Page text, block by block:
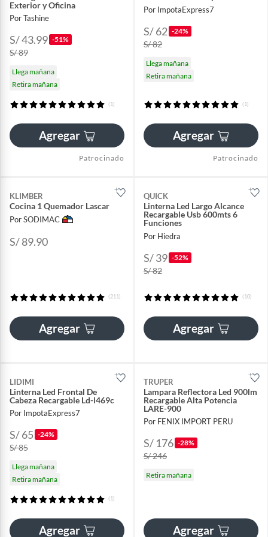
Exterior y Oficina
Por Tashine
S/ 43.99 -51%
S/ 89
Llega mañana
Retira mañana
(1)
Agregar
Patrocinado
Por ImpotaExpress7
S/ 62 -24%
S/ 82
Llega mañana
Retira mañana
(1)
Agregar
Patrocinado
KLIMBER
Cocina 1 Quemador Lascar
Por SODIMAC
S/ 89.90
(211)
Agregar
QUICK
Linterna Led Largo Alcance
Recargable Usb 600mts 6
Funciones
Por Hiedra
S/ 39 -52%
S/ 82
(10)
Agregar
LIDIMI
Linterna Led Frontal De
Cabeza Recargable Ld-l469c
Por ImpotaExpress7
S/ 65 -24%
S/ 85
Llega mañana
Retira mañana
(1)
Agregar
TRUPER
Lampara Reflectora Led 900lm
Recargable Alta Potencia
LARE-900
Por FENIX IMPORT PERU
S/ 176 -28%
S/ 246
Retira mañana
Agregar